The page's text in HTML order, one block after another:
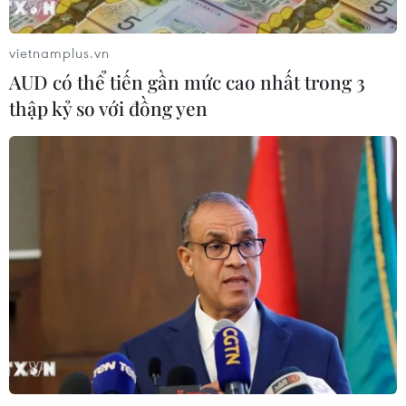
FO không rõ nguồn gốc trên biển Hải
Phòng
10/08/2026 14:08
Tập trung nguồn lực đẩy nhanh xác
Các hội, đoàn người Việt Nam tại Lào
viếng đồng chí Xaysomphone
Phomvihane
Tăng học phí gấp đôi, điểm chuẩn
vietnamplus.vn
AUD có thể tiến gần mức cao nhất trong 3
thập kỷ so với đồng yen